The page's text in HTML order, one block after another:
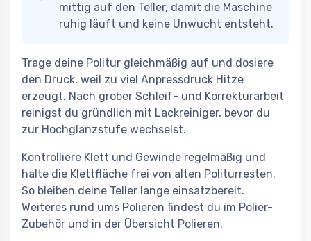
mittig auf den Teller, damit die Maschine
ruhig läuft und keine Unwucht entsteht.
Trage deine Politur gleichmäßig auf und dosiere
den Druck, weil zu viel Anpressdruck Hitze
erzeugt. Nach grober Schleif- und Korrekturarbeit
reinigst du gründlich mit Lackreiniger, bevor du
zur Hochglanzstufe wechselst.
Kontrolliere Klett und Gewinde regelmäßig und
halte die Klettfläche frei von alten Politurresten.
So bleiben deine Teller lange einsatzbereit.
Weiteres rund ums Polieren findest du im Polier-
Zubehör und in der Übersicht Polieren.